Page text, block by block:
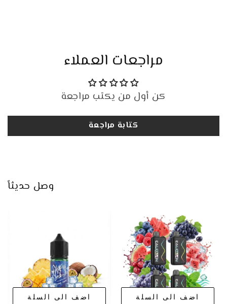
مراجعات العملاء
كن أول من يكتب مراجعة
كتابة مراجعة
وصل حديثاً
اضف الى السلة اضف الى السلة